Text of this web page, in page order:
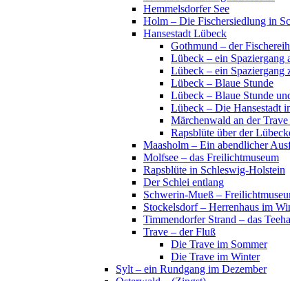
Hemmelsdorfer See
Holm – Die Fischersiedlung in
Hansestadt Lübeck
Gothmund – der
Lübeck – ein Spaziergang
Lübeck – ein Spaziergang
Lübeck – Blaue Stunde
Lübeck – Blaue Stunde
Lübeck – Die Hansestadt
Märchenwald an der
Rapsblüte über der
Maasholm – Ein abendlicher
Molfsee – das Freilichtmuseum
Rapsblüte in Schleswig-Holstein
Der Schlei entlang
Schwerin-Mueß –
Stockelsdorf – Herrenhaus im
Timmendorfer Strand – das
Trave – der Fluß
Die Trave im Sommer
Die Trave im Winter
Sylt – ein Rundgang im Dezember